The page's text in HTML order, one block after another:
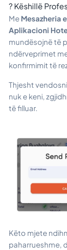
? Këshillë
Me Mesazheria
Aplikacioni
mundësojnë të
ndërveprimet
konfirmimit të
Thjesht
nuk e keni,
të filluar.
Këto mjete
paharrueshme,